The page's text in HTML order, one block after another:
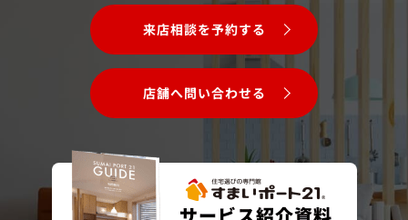
来店相談を予約する
店舗へ問い合わせる